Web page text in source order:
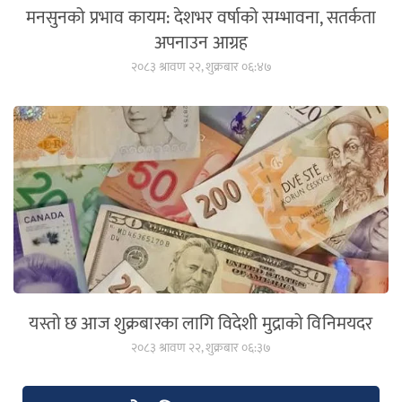
मनसुनको प्रभाव कायम: देशभर वर्षाको सम्भावना, सतर्कता
अपनाउन आग्रह
२०८३ श्रावण २२, शुक्रबार ०६:४७
यस्तो छ आज शुक्रबारका लागि विदेशी मुद्राको विनिमयदर
२०८३ श्रावण २२, शुक्रबार ०६:३७